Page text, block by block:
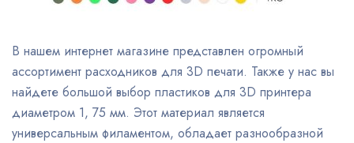
В нашем интернет магазине представлен огромный
ассортимент расходников для 3D печати. Также у нас вы
найдете большой выбор пластиков для 3D принтера
диаметром 1, 75 мм. Этот материал является
универсальным филаментом, обладает разнообразной